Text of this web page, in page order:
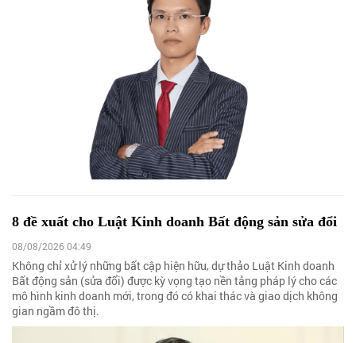
8 đề xuất cho Luật Kinh doanh Bất động sản sửa đổi
08/08/2026 04:49
Không chỉ xử lý những bất cập hiện hữu, dự thảo Luật Kinh doanh
Bất động sản (sửa đổi) được kỳ vọng tạo nền tảng pháp lý cho các
mô hình kinh doanh mới, trong đó có khai thác và giao dịch không
gian ngầm đô thị.